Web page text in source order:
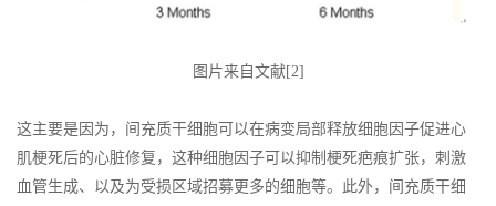
图片来自文献[2]
这主要是因为，间充质干细胞可以在病变局部释放细胞因子促进心
肌梗死后的心脏修复，这种细胞因子可以抑制梗死疤痕扩张，刺激
血管生成、以及为受损区域招募更多的细胞等。此外，间充质干细